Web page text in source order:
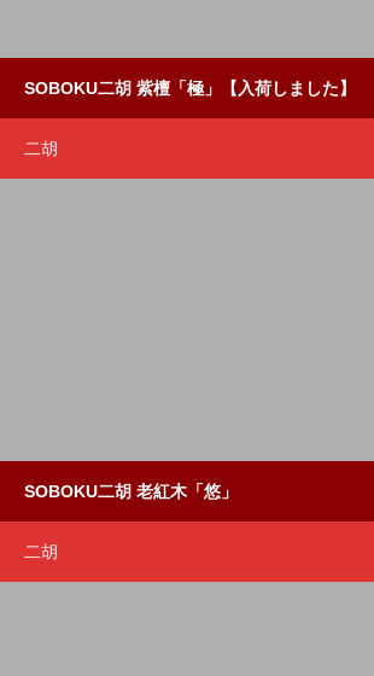
SOBOKU二胡 紫檀「極」【入荷しました】
二胡
SOBOKU二胡 老紅木「悠」
二胡